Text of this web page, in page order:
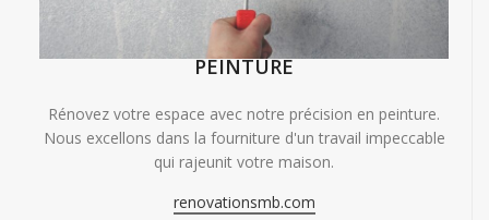
PEINTURE
Rénovez votre espace avec notre précision en peinture.
Nous excellons dans la fourniture d'un travail impeccable
qui rajeunit votre maison.
renovationsmb.com